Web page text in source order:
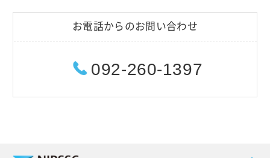
お電話からのお問い合わせ
092-260-1397